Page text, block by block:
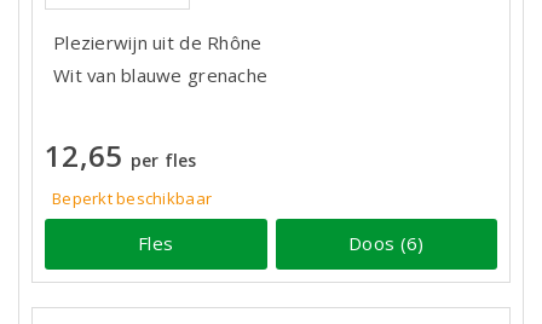
Plezierwijn uit de Rhône
Wit van blauwe grenache
12,65 per fles
Beperkt beschikbaar
Fles Doos (6)